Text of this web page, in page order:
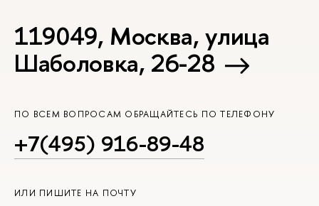
119049, Москва, улица
Шаболовка, 26-28
ПО ВСЕМ ВОПРОСАМ ОБРАЩАЙТЕСЬ ПО ТЕЛЕФОНУ
+7(495) 916-89-48
ИЛИ ПИШИТЕ НА ПОЧТУ